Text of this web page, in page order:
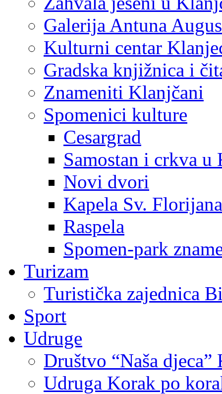
Galerija Antuna
Kulturni centar
Gradska knjižnica i
Znameniti Klanjčani
Spomenici kulture
Cesargrad
Samostan i crkva u
Novi dvori
Kapela Sv. Florijana
Raspela
Spomen-park
Turizam
Turistička zajednica
Sport
Udruge
Društvo “Naša djeca”
Udruga Korak po